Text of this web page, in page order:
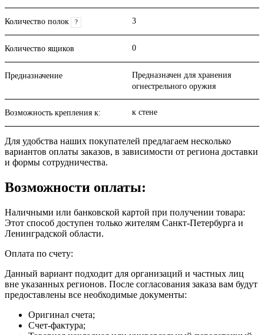
Количество полок ? 3
Количество ящиков 0
Предназначение
Предназначен для хранения
огнестрельного оружия
Возможность крепления к: к стене
Для удобства наших покупателей предлагаем несколько
вариантов оплаты заказов, в зависимости от региона доставки
и формы сотрудничества.
Возможности оплаты:
Наличными или банковской картой при получении товара:
Этот способ доступен только жителям Санкт-Петербурга и
Ленинградской области.
Оплата по счету:
Данный вариант подходит для организаций и частных лиц
вне указанных регионов. После согласования заказа вам будут
предоставлены все необходимые документы:
Оригинал счета;
Счет-фактура;